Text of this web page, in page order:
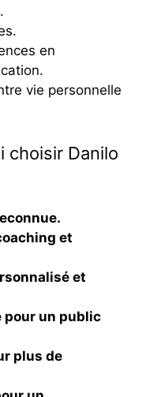
en
vie personnelle
choisir Danilo
et
et
pour un public
plus de